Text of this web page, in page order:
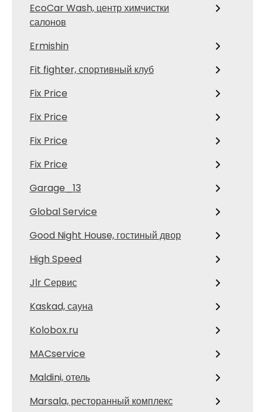
EcoCar Wash, центр химчистки
салонов
Ermishin
Fit fighter, спортивный клуб
Fix Price
Fix Price
Fix Price
Fix Price
Garage_13
Global Service
Good Night House, гостиный двор
High Speed
Jlr Сервис
Kaskad, сауна
Kolobox.ru
MACservice
Maldini, отель
Marsala, ресторанный комплекс